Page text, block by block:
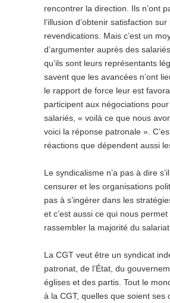
rencontrer la direction. Ils n’ont
l’illusion d’obtenir satisfaction sur
revendications. Mais c’est un
d’argumenter auprès des
qu’ils sont leurs représentants
savent que les avancées n’ont
le rapport de force leur est
participent aux négociations
salariés, « voilà ce que nous
voici la réponse patronale ».
réactions que dépendent aussi
Le syndicalisme n’a pas à dire
censurer et les organisations
pas à s’ingérer dans les
et c’est aussi ce qui nous permet
rassembler la majorité du salariat.
La CGT veut être un syndicat
patronat, de l’État, du
églises et des partis. Tout le
à la CGT, quelles que soient ses